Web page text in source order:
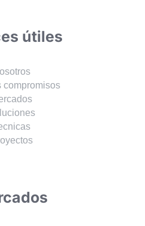
útiles
compromisos